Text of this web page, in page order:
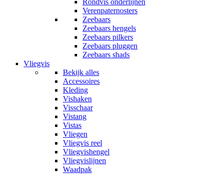
Rondvis onderlijnen
Verenpaternosters
Zeebaars
Zeebaars hengels
Zeebaars pilkers
Zeebaars pluggen
Zeebaars shads
Vliegvis
Bekijk alles
Accessoires
Kleding
Vishaken
Visschaar
Vistang
Vistas
Vliegen
Vliegvis reel
Vliegvishengel
Vliegvislijnen
Waadpak